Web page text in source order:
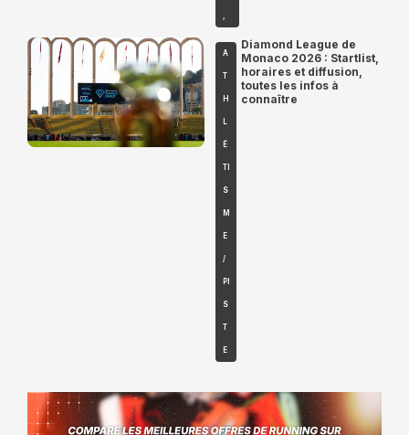
A
T
H
É
TI
S
M
E
/
PI
S
T
E
Diamond League de
Monaco 2026 : Startlist,
horaires et diffusion,
toutes les infos à
connaître